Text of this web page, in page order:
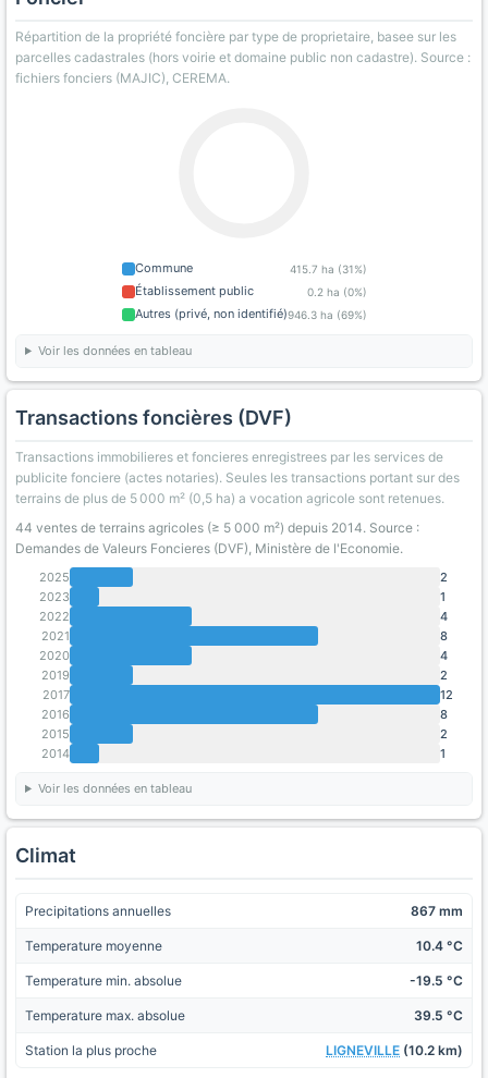
Répartition de la propriété foncière par type de proprietaire, basee sur les
parcelles cadastrales (hors voirie et domaine public non cadastre). Source :
fichiers fonciers (MAJIC), CEREMA.
Commune 415.7 ha (31%)
Établissement public 0.2 ha (0%)
Autres (privé, non identifié)946.3 ha (69%)
Voir les données en tableau
Transactions foncières (DVF)
Transactions immobilieres et foncieres enregistrees par les services de
publicite fonciere (actes notaries). Seules les transactions portant sur des
terrains de plus de 5 000 m² (0,5 ha) a vocation agricole sont retenues.
44 ventes de terrains agricoles (≥ 5 000 m²) depuis 2014. Source :
Demandes de Valeurs Foncieres (DVF), Ministère de l'Economie.
2025
2
2023
1
2022
4
2021
8
2020
4
2019
2
2017
12
2016
8
2015
2
2014
1
Voir les données en tableau
Climat
Precipitations annuelles 867 mm
Temperature moyenne 10.4 °C
Temperature min. absolue -19.5 °C
Temperature max. absolue 39.5 °C
Station la plus proche LIGNEVILLE (10.2 km)